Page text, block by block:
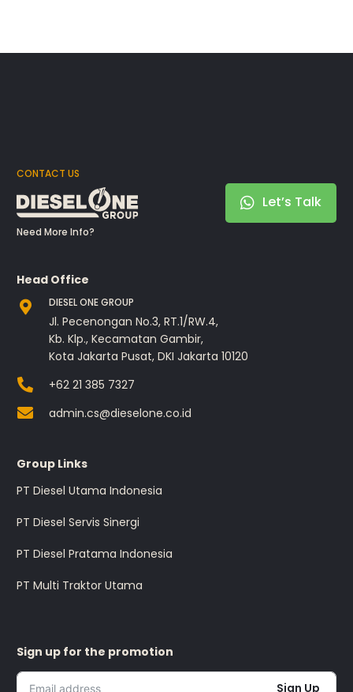
CONTACT US
Need More Info?
Let’s Talk
Head Office
DIESEL ONE GROUP
Jl. Pecenongan No.3, RT.1/RW.4,
Kb. Klp., Kecamatan Gambir,
Kota Jakarta Pusat, DKI Jakarta 10120
+62 21 385 7327
admin.cs@dieselone.co.id
Group Links
PT Diesel Utama Indonesia
PT Diesel Servis Sinergi
PT Diesel Pratama Indonesia
PT Multi Traktor Utama
Sign up for the promotion
Sign Up